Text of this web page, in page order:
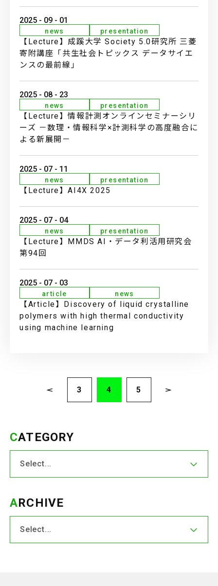
2025 - 09 - 01
news presentation
【Lecture】成蹊大学 Society 5.0研究所 三菱
寄附講座「共生社会トピックス データサイエ
ンスの最前線」
2025 - 08 - 23
news presentation
【Lecture】情報計測オンラインセミナーシリ
ーズ －数理・情報科学×計測科学の高度融合に
よる新展開－
2025 - 07 - 11
news presentation
【Lecture】AI4X 2025
2025 - 07 - 04
news presentation
【Lecture】MMDS AI・データ利活用研究会
第94回
2025 - 07 - 03
article news
【Article】Discovery of liquid crystalline
polymers with high thermal conductivity
using machine learning
3 4 5
CATEGORY
ARCHIVE